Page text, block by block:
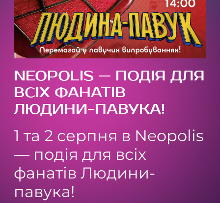
NEOPOLIS — ПОДІЯ ДЛЯ
ВСІХ ФАНАТІВ
ЛЮДИНИ-ПАВУКА!
1 та 2 серпня в Neopolis
— подія для всіх
фанатів Людини-
павука!